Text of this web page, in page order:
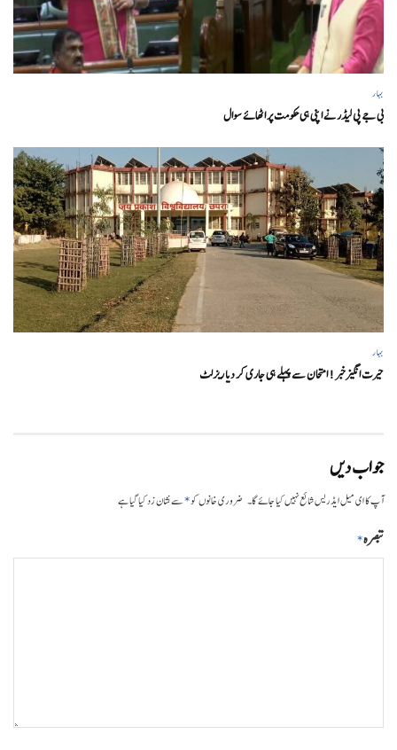
بہار
بی جے پی لیڈر نے اپنی ہی حکومت پر اٹھائے سوال
بہار
حیرت انگیزخبر ! امتحان سے پہلے ہی جاری کر دیا ریزلٹ
جواب دیں
آپ کا ای میل ایڈریس شائع نہیں کیا جائے گا۔ ضروری خانوں کو*سے نشان زد کیا گیا ہے
تبصرہ*